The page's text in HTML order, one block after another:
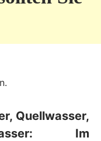
Quellwasser,
Im